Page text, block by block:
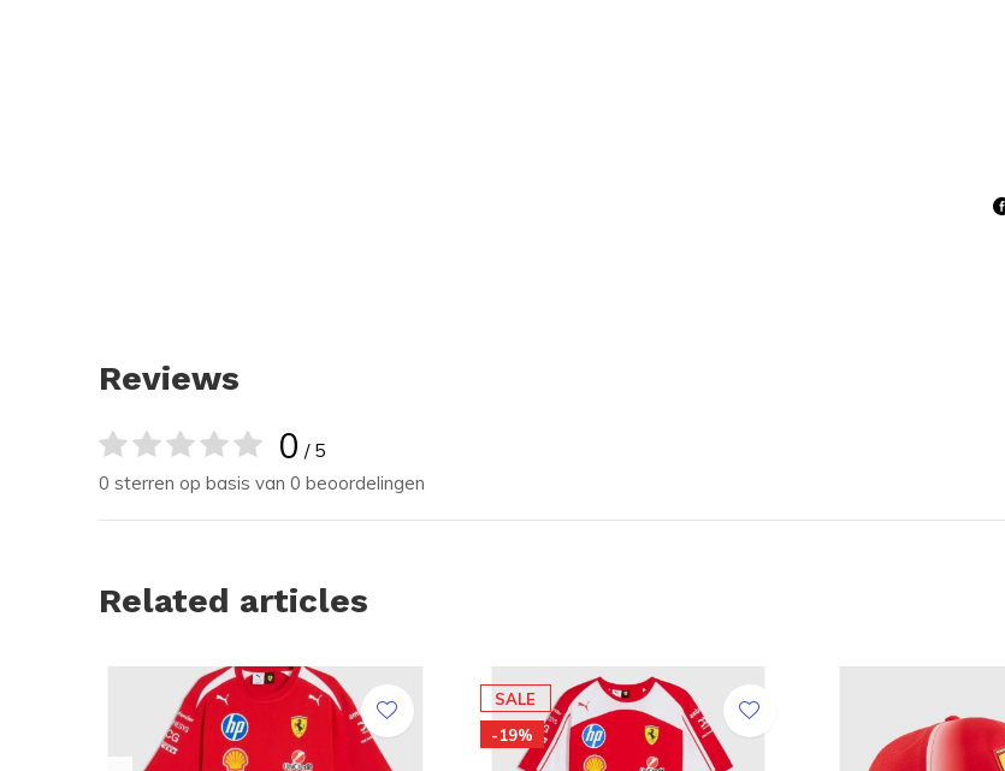
Reviews
0 / 5
0 sterren op basis van 0 beoordelingen
Related articles
SALE
-19%